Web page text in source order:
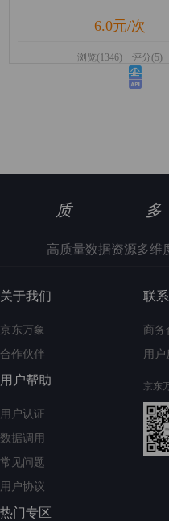
6.0元/次
浏览(1346) 评分(5)
质
高质量数据资源
多
多维
关于我们
京东万象
合作伙伴
用户帮助
用户认证
数据调用
常见问题
用户协议
热门专区
联
商务
用户
京东